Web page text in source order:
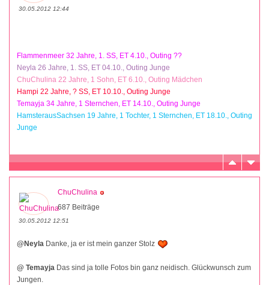
30.05.2012 12:44
Flammenmeer 32 Jahre, 1. SS, ET 4.10., Outing ??
Neyla 26 Jahre, 1. SS, ET 04.10., Outing Junge
ChuChulina 22 Jahre, 1 Sohn, ET 6.10., Outing Mädchen
Hampi 22 Jahre, ? SS, ET 10.10., Outing Junge
Temayja 34 Jahre, 1 Sternchen, ET 14.10., Outing Junge
HamsterausSachsen 19 Jahre, 1 Tochter, 1 Sternchen, ET 18.10., Outing
Junge
ChuChulina
687 Beiträge
30.05.2012 12:51
@Neyla Danke, ja er ist mein ganzer Stolz
@ Temayja Das sind ja tolle Fotos bin ganz neidisch. Glückwunsch zum
Jungen.